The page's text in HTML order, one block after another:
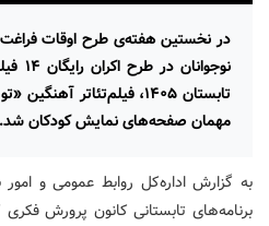
در نخستین هفته‌ی طرح اوقات
تابستان ‌۱۴۰۵، فیلم‌تئاتر
مهمان صفحه‌های نمایش کودکان شد.
به گزارش اداره‌کل روابط عمومی و امور
برنامه‌های تابستانی کانون پرورش فکری